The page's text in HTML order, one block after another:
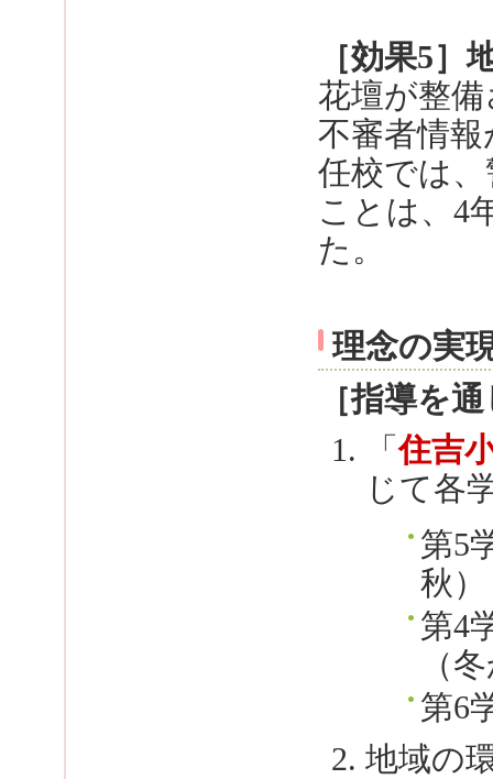
［効果5］
花壇が整
不審者情
任校では
ことは、4
た。
理念の実
［指導を
「住吉
じて各
第5
秋）
第4
（
第6
地域の